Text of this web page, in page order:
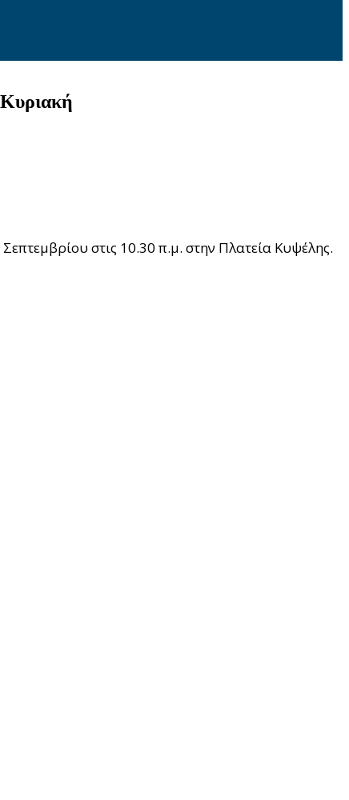
στις 10.30 π.μ. στην Πλατεία Κυψέλης.